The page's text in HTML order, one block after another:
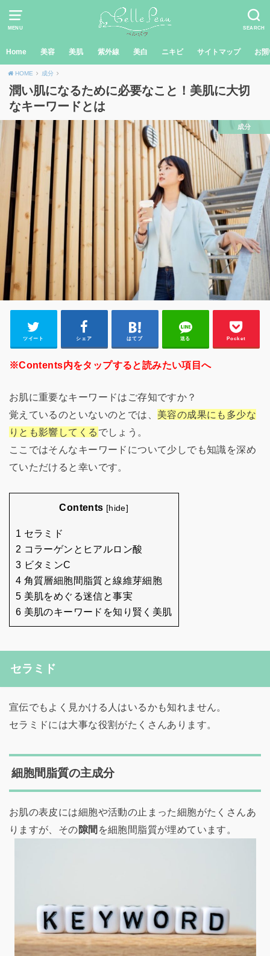
MENU SEARCH
Home 美容 美肌 紫外線 美白 ニキビ サイトマップ お
HOME 成分
潤い肌になるために必要なこと！美肌に大切
なキーワードとは
成分
ツイート シェア はてブ 送る Pocket
※Contents内をタップすると読みたい項目へ
お肌に重要なキーワードはご存知ですか？
覚えているのといないのとでは、 美容の成果にも多少な
りとも影響してくる でしょう。
ここではそんなキーワードについて少しでも知識を深め
ていただけると幸いです。
Contents [hide]
1 セラミド
2 コラーゲンとヒアルロン酸
3 ビタミンC
4 角質層細胞間脂質と線維芽細胞
5 美肌をめぐる迷信と事実
6 美肌のキーワードを知り賢く美肌
セラミド
宣伝でもよく見かける人はいるかも知れません。
セラミドには大事な役割がたくさんあります。
細胞間脂質の主成分
お肌の表皮には細胞や活動の止まった細胞がたくさんあ
りますが、その隙間 を細胞間脂質が埋めています。